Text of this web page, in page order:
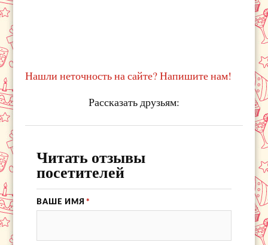
Нашли неточность на сайте? Напишите нам!
Рассказать друзьям:
Читать отзывы
посетителей
ВАШЕ ИМЯ *